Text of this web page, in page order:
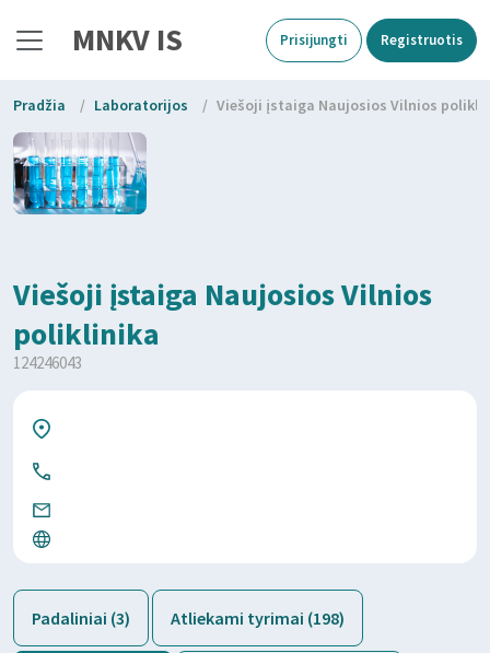
MNKV IS Prisijungti Registruotis
Pradžia / Laboratorijos / Viešoji įstaiga Naujosios Vilnios
Viešoji įstaiga Naujosios Vilnios
poliklinika
124246043
Padaliniai (3) Atliekami tyrimai (198)